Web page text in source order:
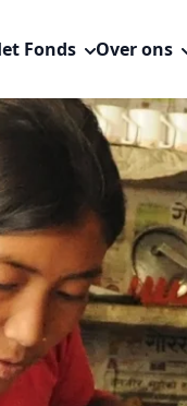
Fonds Over ons